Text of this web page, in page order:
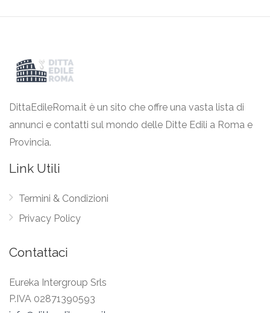
DittaEdileRoma.it è un sito che offre una vasta lista di
annunci e contatti sul mondo delle Ditte Edili a Roma e
Provincia.
Link Utili
Termini & Condizioni
Privacy Policy
Contattaci
Eureka Intergroup Srls
P.IVA 02871390593